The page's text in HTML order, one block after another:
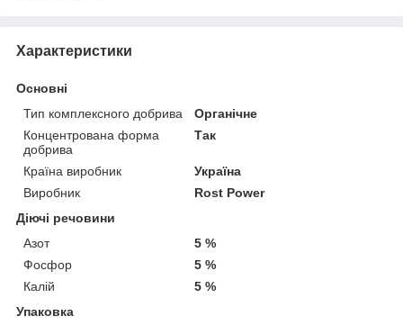
Характеристики
Основні
Тип комплексного добрива
Органічне
Концентрована форма
добрива
Так
Країна виробник
Україна
Виробник
Rost Power
Діючі речовини
Азот
5 %
Фосфор
5 %
Калій
5 %
Упаковка